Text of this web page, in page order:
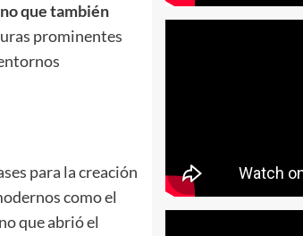
que también
prominentes
para la creación
como el
que abrió el